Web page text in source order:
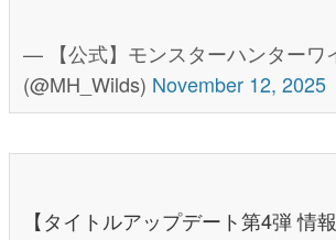
— 【公式】モンスターハンターワ
(@MH_Wilds) November 12, 2025
【タイトルアップデート第4弾 情